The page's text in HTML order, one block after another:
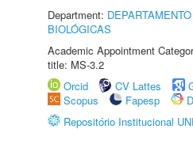
Department:
BIOLÓGICAS
Academic Appointment
title: MS-3.2
Orcid
CV Lattes
Scopus
Fapesp
Repositório Institucional